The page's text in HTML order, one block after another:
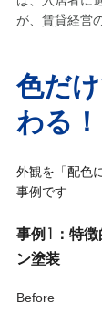
が、賃貸経営
色だ
わる！
外観を「配色
事例です
事例1：特
ン塗装
Before